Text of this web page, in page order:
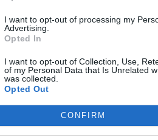
I want to opt-out of processing my
Advertising.
Opted In
I want to opt-out of Collection, Use,
of my Personal Data that Is Unrelated
was collected.
Opted Out
CONFIRM
2012
média de
Suffisant pour une
correspondait pas à
de 10 m2. La
Você se hospedaria
Você se hospedaria